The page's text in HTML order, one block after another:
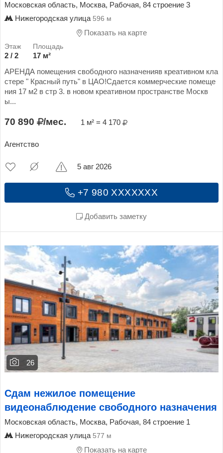
Московская область, Москва, Рабочая, 84 строение 3
Нижегородская улица 596 м
Показать на карте
2 / 2
17 м²
АРЕНДА помещения свободного назначенияв креативном кла
стере " Красный путь" в ЦАО!Сдается коммерческие помеще
ния 17 м2 в стр 3. в новом креативном пространстве Москв
ы...
70 890 /мес. 1 м² = 4 170
Агентство
+7 980 XXXXXXX
Добавить заметку
5 авг 2026
26
Сдам нежилое помещение
видеонаблюдение свободного назначения
Московская область, Москва, Рабочая, 84 строение 1
Нижегородская улица 577 м
Показать на карте